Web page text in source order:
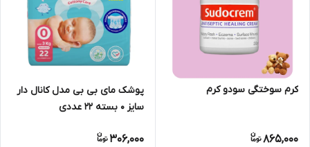
کرم سوختگی سودو کرم
865,000
پوشک مای بی بی مدل کانال دار
سایز 0 بسته 22 عددی
306,000